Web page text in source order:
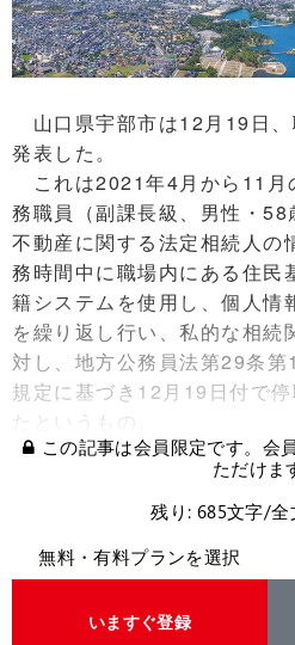
山口県宇部市は12月19日
発表した。
これは2021年4月から11月
務職員（副課長級、男性・
不動産に関する法定相続人の
務時間中に職場内にある住民
籍システムを使用し、個人情
を繰り返し行い、私的な相続
対し、地方公務員法第29条
規定に基づき12月19日付で
たというもの。
この記事は会員限定です。会
ただけま
残り: 685文字/全
無料・有料プランを選択
いますぐ登録